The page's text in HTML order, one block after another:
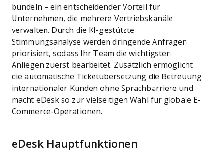
bündeln – ein entscheidender Vorteil für
Unternehmen, die mehrere Vertriebskanäle
verwalten. Durch die KI-gestützte
Stimmungsanalyse werden dringende Anfragen
priorisiert, sodass Ihr Team die wichtigsten
Anliegen zuerst bearbeitet. Zusätzlich ermöglicht
die automatische Ticketübersetzung die Betreuung
internationaler Kunden ohne Sprachbarriere und
macht eDesk so zur vielseitigen Wahl für globale E-
Commerce-Operationen.
eDesk Hauptfunktionen